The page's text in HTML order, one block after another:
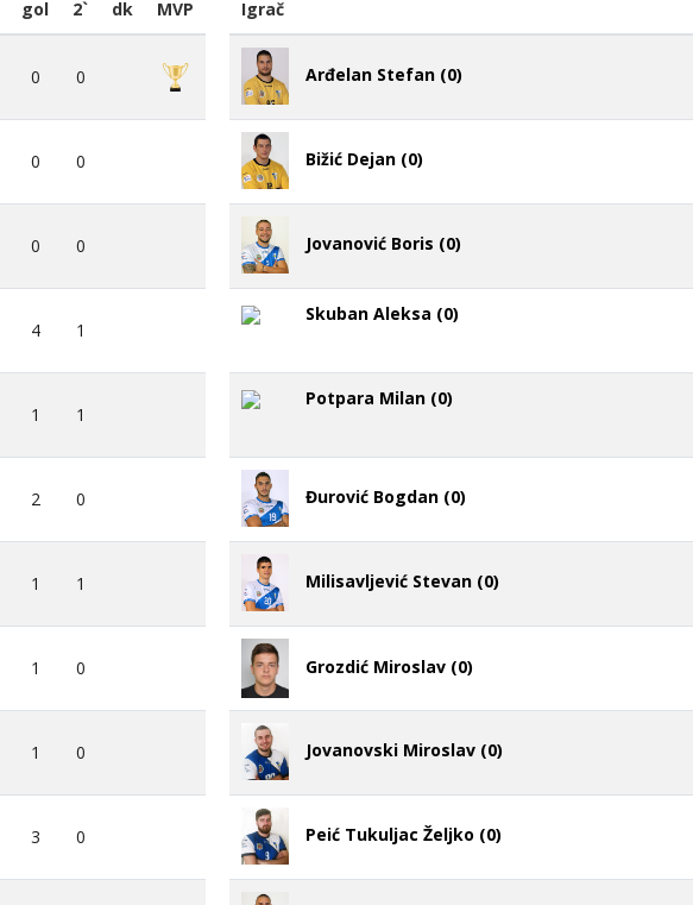
gol 2` dk MVP
0 0
0 0
0 0
4 1
1 1
2 0
1 1
1 0
1 0
3 0
Igrač
Arđelan Stefan (0)
Bižić Dejan (0)
Jovanović Boris (0)
Skuban Aleksa (0)
Potpara Milan (0)
Đurović Bogdan (0)
Milisavljević Stevan (0)
Grozdić Miroslav (0)
Jovanovski Miroslav (0)
Peić Tukuljac Željko (0)